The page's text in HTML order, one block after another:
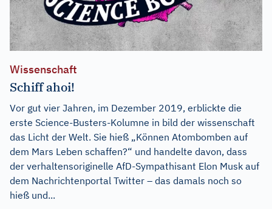
Wissenschaft
Schiff ahoi!
Vor gut vier Jahren, im Dezember 2019, erblickte die
erste Science-Busters-Kolumne in bild der wissenschaft
das Licht der Welt. Sie hieß „Können Atombomben auf
dem Mars Leben schaffen?“ und handelte davon, dass
der verhaltensoriginelle AfD-Sympathisant Elon Musk auf
dem Nachrichtenportal Twitter – das damals noch so
hieß und...